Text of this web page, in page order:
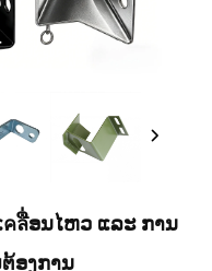
ลື່ອນໄຫວ ແລະ ການ
ອງການ